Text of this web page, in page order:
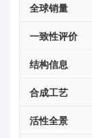
全球销量
一致性评价
结构信息
合成工艺
活性全景